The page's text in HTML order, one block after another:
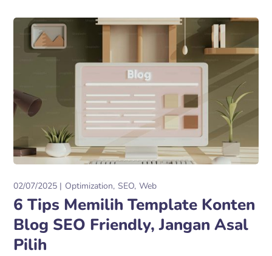
02/07/2025 Optimization SEO Web
6 Tips Memilih Template Konten
Blog SEO Friendly, Jangan Asal
Pilih